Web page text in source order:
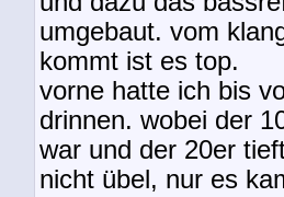
umgebaut. vom
kommt ist es top.
vorne hatte ich bis
drinnen. wobei der
war und der 20er
nicht übel, nur es